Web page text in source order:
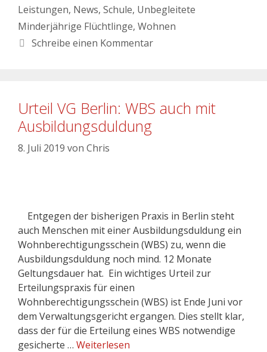
Leistungen, News, Schule, Unbegleitete
Minderjährige Flüchtlinge, Wohnen
Schreibe einen Kommentar
Urteil VG Berlin: WBS auch mit
Ausbildungsduldung
8. Juli 2019 von Chris
Entgegen der bisherigen Praxis in Berlin steht
auch Menschen mit einer Ausbildungsduldung ein
Wohnberechtigungsschein (WBS) zu, wenn die
Ausbildungsduldung noch mind. 12 Monate
Geltungsdauer hat. Ein wichtiges Urteil zur
Erteilungspraxis für einen
Wohnberechtigungsschein (WBS) ist Ende Juni vor
dem Verwaltungsgericht ergangen. Dies stellt klar,
dass der für die Erteilung eines WBS notwendige
gesicherte … Weiterlesen